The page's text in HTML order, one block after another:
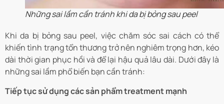
Những sai lầm cần tránh khi da bị bỏng sau peel
Khi da bị bỏng sau peel, việc chăm sóc sai cách có thể
khiến tình trạng tổn thương trở nên nghiêm trọng hơn, kéo
dài thời gian phục hồi và để lại hậu quả lâu dài. Dưới đây là
những sai lầm phổ biến bạn cần tránh:
Tiếp tục sử dụng các sản phẩm treatment mạnh